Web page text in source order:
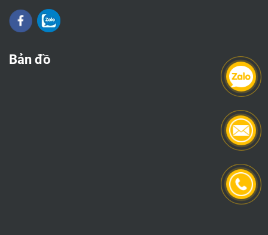
Bản đồ